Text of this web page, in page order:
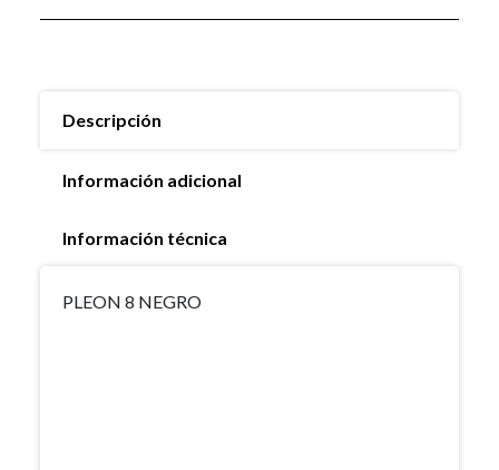
Descripción
Información adicional
Información técnica
PLEON 8 NEGRO